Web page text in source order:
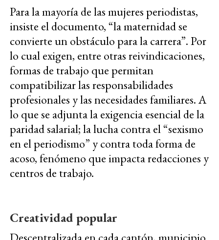
Para la mayoría de las mujeres periodistas,
insiste el documento, “la maternidad se
convierte un obstáculo para la carrera”. Por
lo cual exigen, entre otras reivindicaciones,
formas de trabajo que permitan
compatibilizar las responsabilidades
profesionales y las necesidades familiares. A
lo que se adjunta la exigencia esencial de la
paridad salarial; la lucha contra el “sexismo
en el periodismo” y contra toda forma de
acoso, fenómeno que impacta redacciones y
centros de trabajo.
Creatividad popular